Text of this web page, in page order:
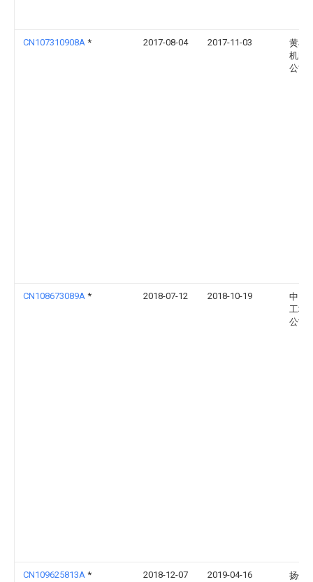
CN107310908A * 2017-08-04 2017-11-03
黄石
机电
公司
CN108673089A * 2018-07-12 2018-10-19
中国
工程
公司
CN109625813A * 2018-12-07 2019-04-16
扬州